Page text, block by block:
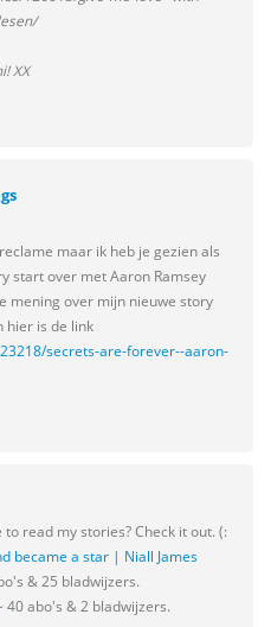
XX
maar ik heb je gezien als
start over met Aaron Ramsey
mening over mijn nieuwe story
hier is de link
secrets-are-forever--aaron-
to read my stories? Check it out. (:
became a star | Niall James
& 25 bladwijzers.
40 abo's & 2 bladwijzers.